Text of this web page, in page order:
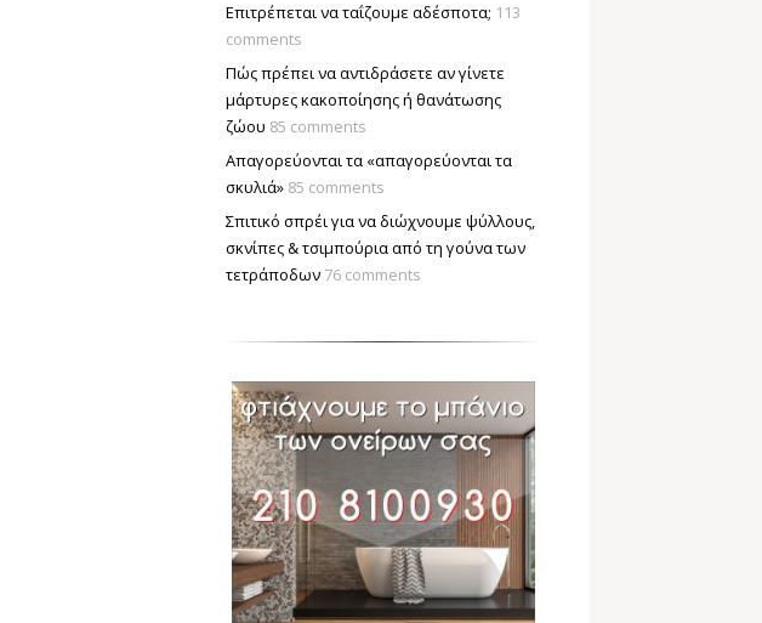
Επιτρέπεται να ταΐζουµε αδέσποτα; 113
comments
Πώς πρέπει να αντιδράσετε αν γίνετε
μάρτυρες κακοποίησης ή θανάτωσης
ζώου 85 comments
Απαγορεύονται τα «απαγορεύονται τα
σκυλιά» 85 comments
Σπιτικό σπρέι για να διώχνουμε ψύλλους,
σκνίπες & τσιμπούρια από τη γούνα των
τετράποδων 76 comments